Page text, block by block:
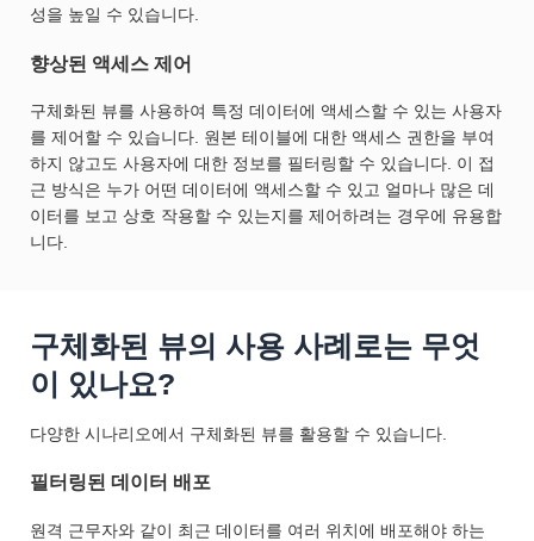
성을 높일 수 있습니다.
향상된 액세스 제어
구체화된 뷰를 사용하여 특정 데이터에 액세스할 수 있는 사용자
를 제어할 수 있습니다. 원본 테이블에 대한 액세스 권한을 부여
하지 않고도 사용자에 대한 정보를 필터링할 수 있습니다. 이 접
근 방식은 누가 어떤 데이터에 액세스할 수 있고 얼마나 많은 데
이터를 보고 상호 작용할 수 있는지를 제어하려는 경우에 유용합
니다.
구체화된 뷰의 사용 사례로는 무엇
이 있나요?
다양한 시나리오에서 구체화된 뷰를 활용할 수 있습니다.
필터링된 데이터 배포
원격 근무자와 같이 최근 데이터를 여러 위치에 배포해야 하는